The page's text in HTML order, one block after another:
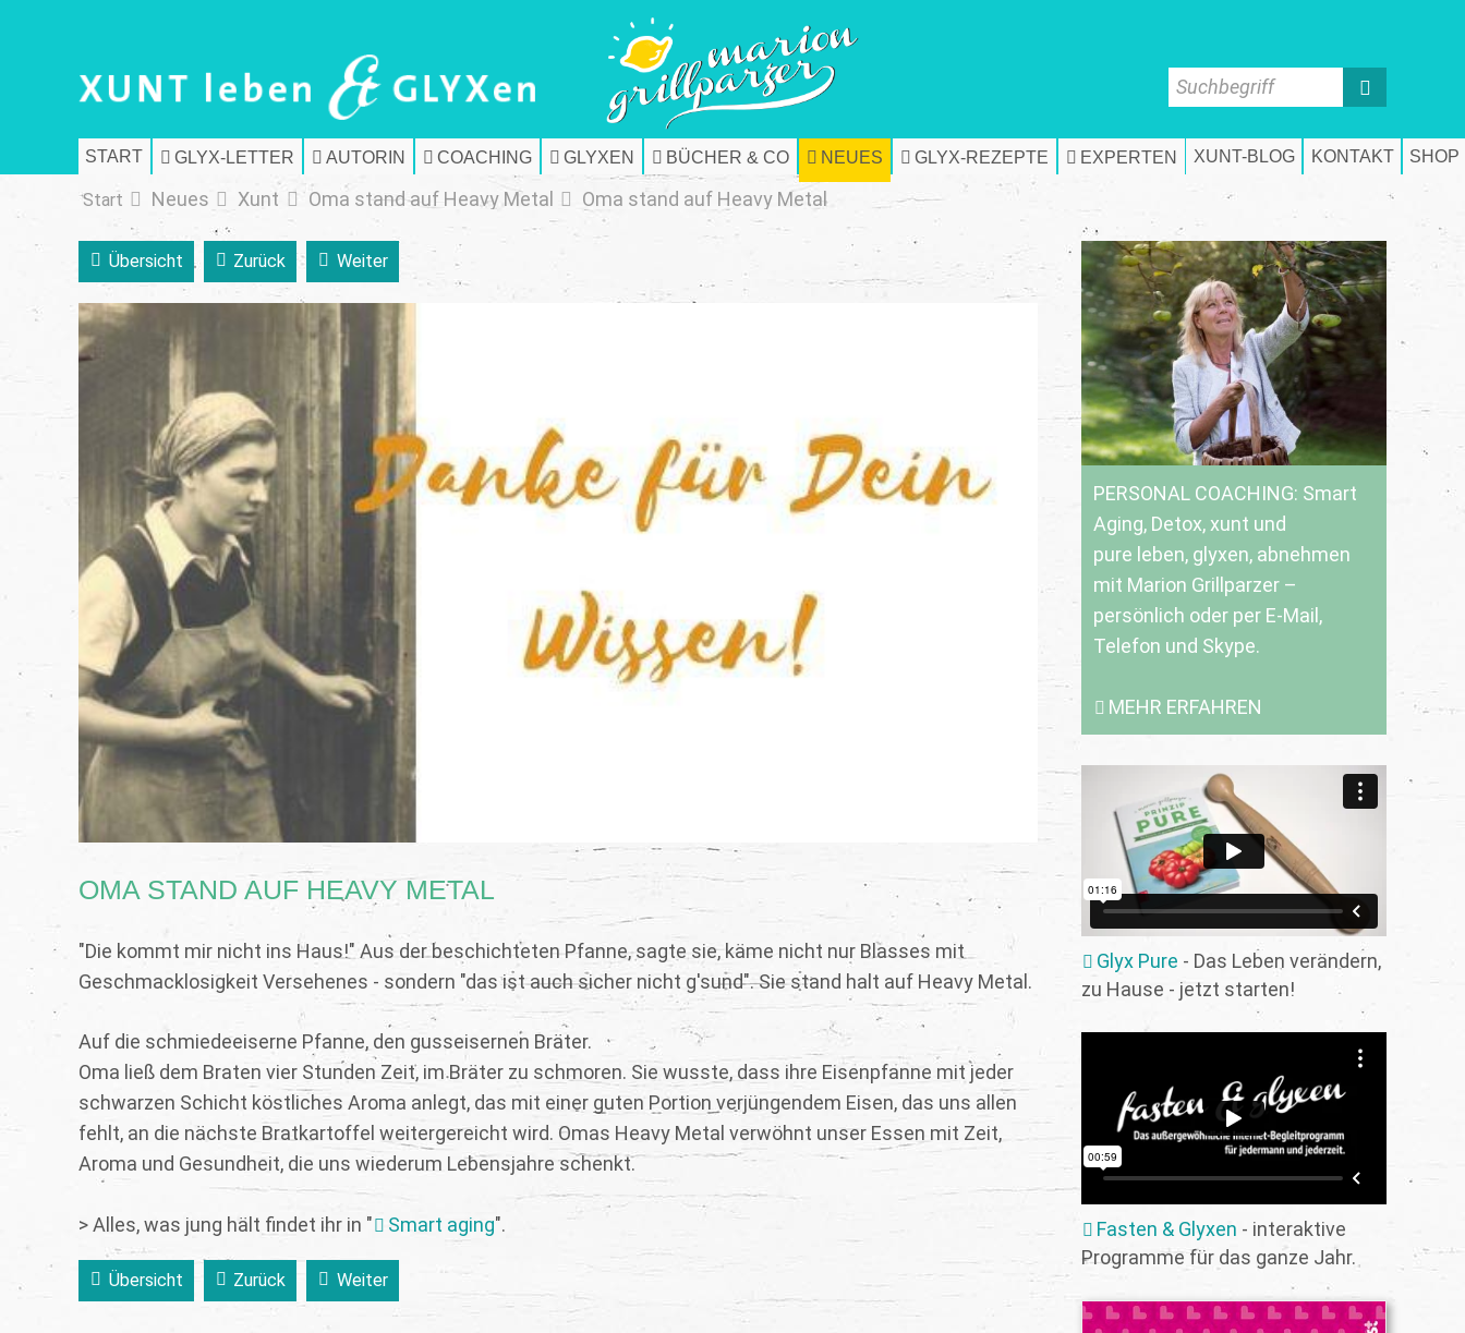
START GLYX-LETTER AUTORIN COACHING GLYXEN BÜCHER & CO NEUES GLYX-REZEPTE EXPERTEN XUNT-BLOG KONTAKT SHOP
Suchbegriff
Start Neues Xunt Oma stand auf Heavy Metal Oma stand auf Heavy Metal
PERSONAL COACHING: Smart
Aging, Detox, xunt und
pure leben, glyxen, abnehmen
mit Marion Grillparzer –
persönlich oder per E-Mail,
Telefon und Skype.
MEHR ERFAHREN
Glyx Pure - Das Leben verändern,
zu Hause - jetzt starten!
Fasten & Glyxen - interaktive
Programme für das ganze Jahr.
Übersicht Zurück Weiter
OMA STAND AUF HEAVY METAL
"Die kommt mir nicht ins Haus!" Aus der beschichteten Pfanne, sagte sie, käme nicht nur Blasses mit
Geschmacklosigkeit Versehenes - sondern "das ist auch sicher nicht g'sund". Sie stand halt auf Heavy Metal.
Auf die schmiedeeiserne Pfanne, den gusseisernen Bräter.
Oma ließ dem Braten vier Stunden Zeit, im Bräter zu schmoren. Sie wusste, dass ihre Eisenpfanne mit jeder
schwarzen Schicht köstliches Aroma anlegt, das mit einer guten Portion verjüngendem Eisen, das uns allen
fehlt, an die nächste Bratkartoffel weitergereicht wird. Omas Heavy Metal verwöhnt unser Essen mit Zeit,
Aroma und Gesundheit, die uns wiederum Lebensjahre schenkt.
> Alles, was jung hält findet ihr in " Smart aging".
Übersicht Zurück Weiter